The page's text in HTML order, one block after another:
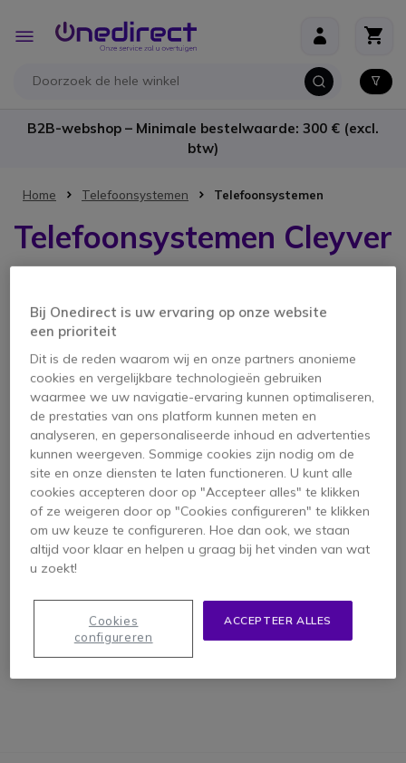
Toggle
Nav
B2B-webshop – Minimale bestelwaarde: 300 € (excl.
btw)
Home Telefoonsystemen Telefoonsystemen
Telefoonsystemen Cleyver
PACK
Gigaset Comfort 550
+ Cleyver HW10 Trio
Pack
Reviews
218,31 € ex. BTW -17%
Bij Onedirect is uw ervaring op onze website
een prioriteit
Dit is de reden waarom wij en onze partners anonieme
cookies en vergelijkbare technologieën gebruiken
waarmee we uw navigatie-ervaring kunnen optimaliseren,
de prestaties van ons platform kunnen meten en
analyseren, en gepersonaliseerde inhoud en advertenties
kunnen weergeven. Sommige cookies zijn nodig om de
site en onze diensten te laten functioneren. U kunt alle
cookies accepteren door op "Accepteer alles" te klikken
of ze weigeren door op "Cookies configureren" te klikken
om uw keuze te configureren. Hoe dan ook, we staan
altijd voor klaar en helpen u graag bij het vinden van wat
u zoekt!
ACCEPTEER ALLES
Cookies
configureren